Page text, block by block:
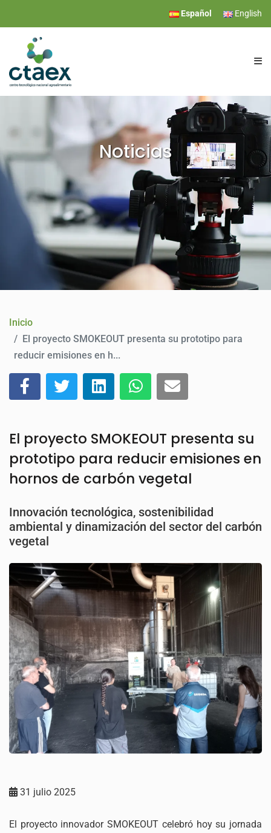
Español English
INVESTIGACIÓN
SERVICIOS
EVENTOS
COMUNICACIÓN
CONTACTO
Noticias
Inicio
El proyecto SMOKEOUT presenta su prototipo para
reducir emisiones en h...
El proyecto SMOKEOUT presenta su
prototipo para reducir emisiones en
hornos de carbón vegetal
Innovación tecnológica, sostenibilidad
ambiental y dinamización del sector del carbón
vegetal
31 julio 2025
El proyecto innovador SMOKEOUT celebró hoy su jornada